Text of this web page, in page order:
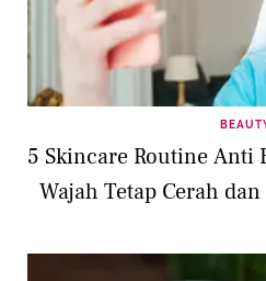
5 Skincare Routine
Wajah Tetap Cerah